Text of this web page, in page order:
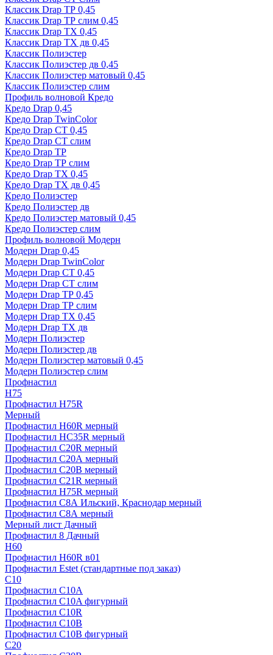
Классик Drap ТР 0,45
Классик Drap ТР слим 0,45
Классик Drap ТХ 0,45
Классик Drap ТХ дв 0,45
Классик Полиэстер
Классик Полиэстер дв 0,45
Классик Полиэстер матовый 0,45
Классик Полиэстер слим
Профиль волновой Кредо
Кредо Drap 0,45
Кредо Drap TwinColor
Кредо Drap СТ 0,45
Кредо Drap СТ слим
Кредо Drap ТР
Кредо Drap ТР слим
Кредо Drap ТХ 0,45
Кредо Drap ТХ дв 0,45
Кредо Полиэстер
Кредо Полиэстер дв
Кредо Полиэстер матовый 0,45
Кредо Полиэстер слим
Профиль волновой Модерн
Модерн Drap 0,45
Модерн Drap TwinColor
Модерн Drap СТ 0,45
Модерн Drap СТ слим
Модерн Drap ТР 0,45
Модерн Drap ТР слим
Модерн Drap ТХ 0,45
Модерн Drap ТХ дв
Модерн Полиэстер
Модерн Полиэстер дв
Модерн Полиэстер матовый 0,45
Модерн Полиэстер слим
Профнастил
H75
Профнастил H75R
Мерный
Профнастил H60R мерный
Профнастил HC35R мерный
Профнастил С20R мерный
Профнастил С20А мерный
Профнастил С20В мерный
Профнастил С21R мерный
Профнастил Н75R мерный
Профнастил С8А Ильский, Краснодар мерный
Профнастил С8А мерный
Мерный лист Дачный
Профнастил 8 Дачный
Н60
Профнастил H60R в01
Профнастил Estet (стандартные под заказ)
C10
Профнастил С10A
Профнастил С10A фигурный
Профнастил С10R
Профнастил С10В
Профнастил С10В фигурный
C20